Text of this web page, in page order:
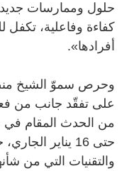
حلول وممارسات
كفاءة وفاعلية،
أفرادها».
وحرص سموّ الشيخ
على تفقّد جانب من
من الحدث المقام في
حتى 16 يناير
والتقنيات التي من